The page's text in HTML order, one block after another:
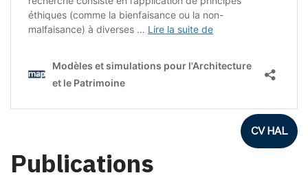
CV HAL
Publications